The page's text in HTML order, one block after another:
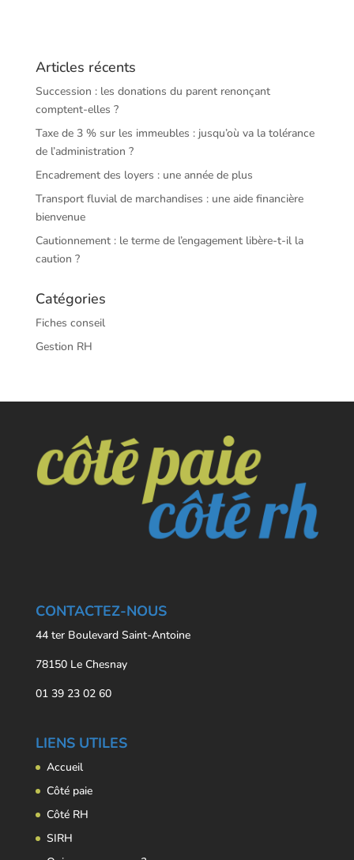
Articles récents
Succession : les donations du parent renonçant
comptent-elles ?
Taxe de 3 % sur les immeubles : jusqu’où va la tolérance
de l’administration ?
Encadrement des loyers : une année de plus
Transport fluvial de marchandises : une aide financière
bienvenue
Cautionnement : le terme de l’engagement libère-t-il la
caution ?
Catégories
Fiches conseil
Gestion RH
CONTACTEZ-NOUS
44 ter Boulevard Saint-Antoine
78150 Le Chesnay
01 39 23 02 60
LIENS UTILES
Accueil
Côté paie
Côté RH
SIRH